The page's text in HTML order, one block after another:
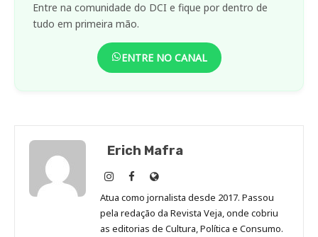
Entre na comunidade do DCI e fique por dentro de
tudo em primeira mão.
ENTRE NO CANAL
Erich Mafra
Erich
Mafra
no
Instagram
Erich
Mafra
no
Facebook
Site
de
Erich
Mafra
Atua como jornalista desde 2017. Passou
pela redação da Revista Veja, onde cobriu
as editorias de Cultura, Política e Consumo.